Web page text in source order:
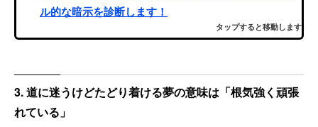
ル的な暗示を診断します！
タップすると移動します
3. 道に迷うけどたどり着ける夢の意味は「根気強く頑張
れている」